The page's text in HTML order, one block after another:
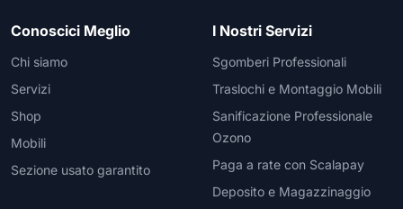
Conoscici Meglio
Chi siamo
Servizi
Shop
Mobili
Sezione usato garantito
I Nostri Servizi
Sgomberi Professionali
Traslochi e Montaggio Mobili
Sanificazione Professionale
Ozono
Paga a rate con Scalapay
Deposito e Magazzinaggio